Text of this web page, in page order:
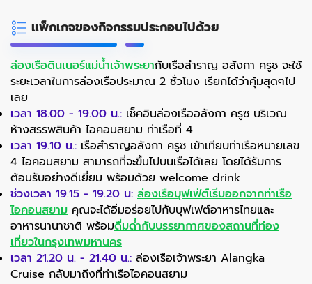
แพ็กเกจของกิจกรรมประกอบไปด้วย
ล่องเรือดินเนอร์แม่น้ำเจ้าพระยากับเรือสำราญ อลังกา ครูซ จะใช้
ระยะเวลาในการล่องเรือประมาณ 2 ชั่วโมง เรียกได้ว่าคุ้มสุดๆไป
เลย
เวลา 18.00 - 19.00 น.: เช็คอินล่องเรืออลังกา ครูซ บริเวณ
ห้างสรรพสินค้า ไอคอนสยาม ท่าเรือที่ 4
เวลา 19.10 น.: เรือสำราญอลังกา ครูซ เข้าเทียบท่าเรือหมายเลข
4 ไอคอนสยาม สามารถที่จะขึ้นไปบนเรือได้เลย โดยได้รับการ
ต้อนรับอย่างดีเยี่ยม พร้อมด้วย welcome drink
ช่วงเวลา 19.15 - 19.20 น: ล่องเรือบุฟเฟ่ต์เริ่มออกจากท่าเรือ
ไอคอนสยาม คุณจะได้อิ่มอร่อยไปกับบุฟเฟต์อาหารไทยและ
อาหารนานาชาติ พร้อมดื่มด่ำกับบรรยากาศของสถานที่ท่อง
เที่ยวในกรุงเทพมหานคร
เวลา 21.20 น. - 21.40 น.: ล่องเรือเจ้าพระยา Alangka
Cruise กลับมาถึงที่ท่าเรือไอคอนสยาม